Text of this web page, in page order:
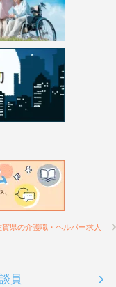
賀県の介護職・ヘルパー求人
員